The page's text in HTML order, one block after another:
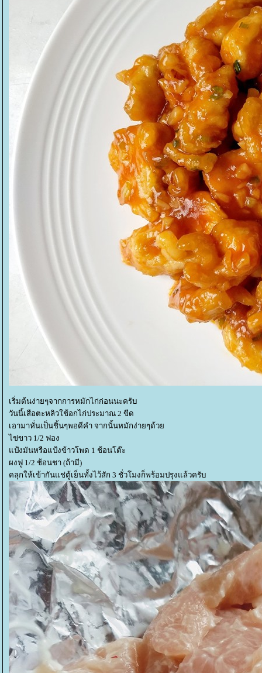
เริ่มต้นง่ายๆจากการหมักไก่ก่อนนะครับ
วันนี้เสือตะหลิวใช้อกไก่ประมาณ 2 ขีด
เอามาหั่นเป็นชิ้นๆพอดีคำ จากนั้นหมักง่ายๆด้ว
ไข่ขาว 1/2 ฟอง
ป้งมันหรือแป้งข้าวโพด 1 ช้อนโต๊ะ
ผงฟู 1/2 ช้อนชา (ถ้ามี)
คลุกให้เข้ากันแช่ตู้เย็นทั้งไว้สัก 3 ชั่วโมงก็พร้อมปรุงแล้วครับ